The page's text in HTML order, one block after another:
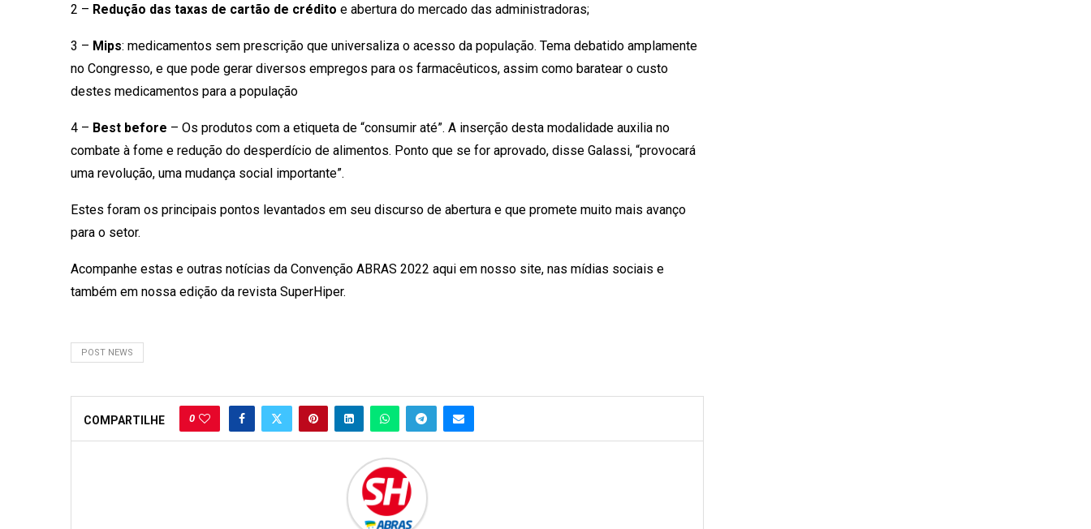
2 – Redução das taxas de cartão de crédito e abertura do mercado das administradoras;
3 – Mips: medicamentos sem prescrição que universaliza o acesso da população. Tema debatido amplamente
no Congresso, e que pode gerar diversos empregos para os farmacêuticos, assim como baratear o custo
destes medicamentos para a população
4 – Best before – Os produtos com a etiqueta de “consumir até”. A inserção desta modalidade auxilia no
combate à fome e redução do desperdício de alimentos. Ponto que se for aprovado, disse Galassi, “provocará
uma revolução, uma mudança social importante”.
Estes foram os principais pontos levantados em seu discurso de abertura e que promete muito mais avanço
para o setor.
Acompanhe estas e outras notícias da Convenção ABRAS 2022 aqui em nosso site, nas mídias sociais e
também em nossa edição da revista SuperHiper.
POST NEWS
COMPARTILHE 0